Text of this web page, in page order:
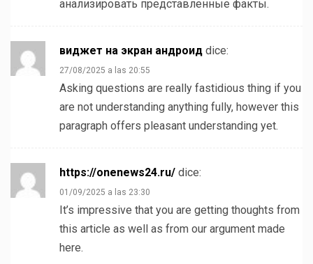
анализировать представленные факты.
виджет на экран андроид dice:
27/08/2025 a las 20:55
Asking questions are really fastidious thing if you
are not understanding anything fully, however this
paragraph offers pleasant understanding yet.
https://onenews24.ru/ dice:
01/09/2025 a las 23:30
It’s impressive that you are getting thoughts from
this article as well as from our argument made
here.